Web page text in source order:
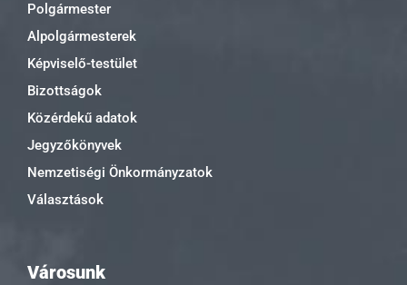
Polgármester
Alpolgármesterek
Képviselő-testület
Bizottságok
Közérdekű adatok
Jegyzőkönyvek
Nemzetiségi Önkormányzatok
Választások
Városunk